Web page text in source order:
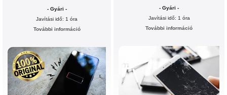
- Gyári -
Javítási idő: 1 óra
További információ
- Gyári -
Javítási idő: 1 óra
További információ